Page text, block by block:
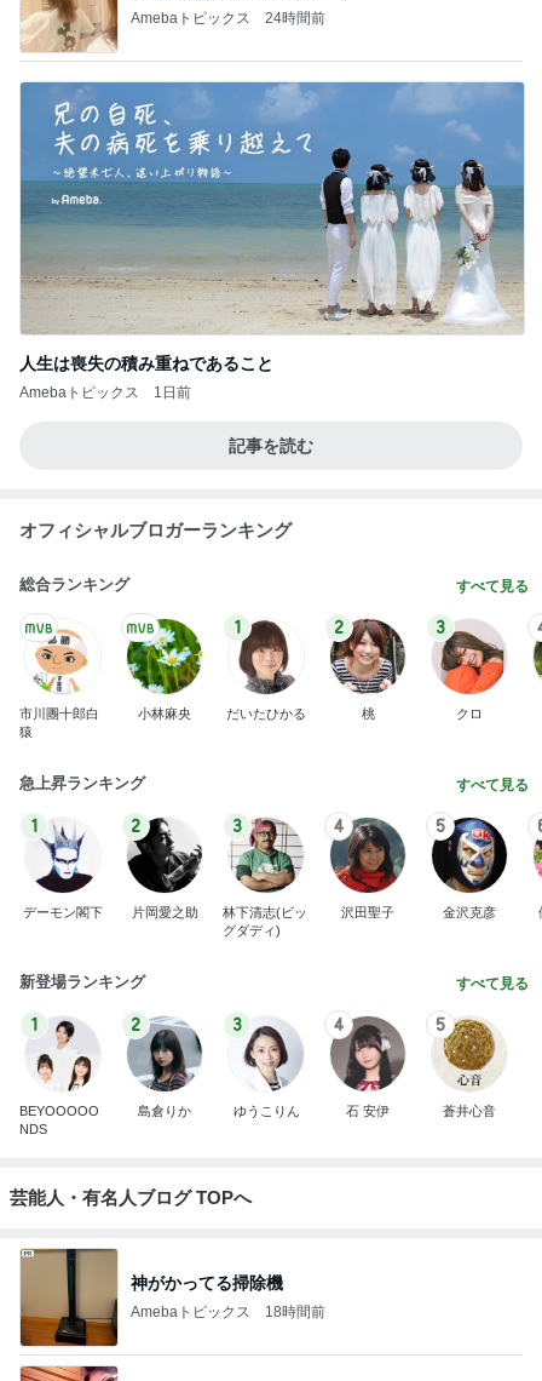
Amebaトピックス 24時間前
人生は喪失の積み重ねであること
Amebaトピックス 1日前
記事を読む
オフィシャルブロガーランキング
総合ランキング すべて見る
市川團十郎白
猿
小林麻央
1
だいたひかる
2
桃
3
クロ
急上昇ランキング すべて見る
1
デーモン閣下
2
片岡愛之助
3
林下清志(ビッ
グダディ)
4
沢田聖子
5
金沢克彦
新登場ランキング すべて見る
1
BEYOOOOO
NDS
2
島倉りか
3
ゆうこりん
4
石 安伊
5
蒼井心音
芸能人・有名人ブログ TOPへ
神がかってる掃除機
Amebaトピックス 18時間前